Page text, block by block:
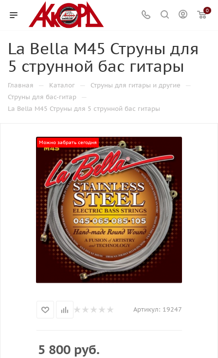
0
La Bella M45 Струны для
5 струнной бас гитары
Главная — Каталог — Струны для гитары и другие —
Струны для бас-гитар —
La Bella M45 Струны для 5 струнной бас гитары
Можно забрать сегодня
Артикул: 19247
5 800руб.